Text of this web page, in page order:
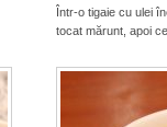
Într-o tigaie cu ulei
tocat mărunt, apoi